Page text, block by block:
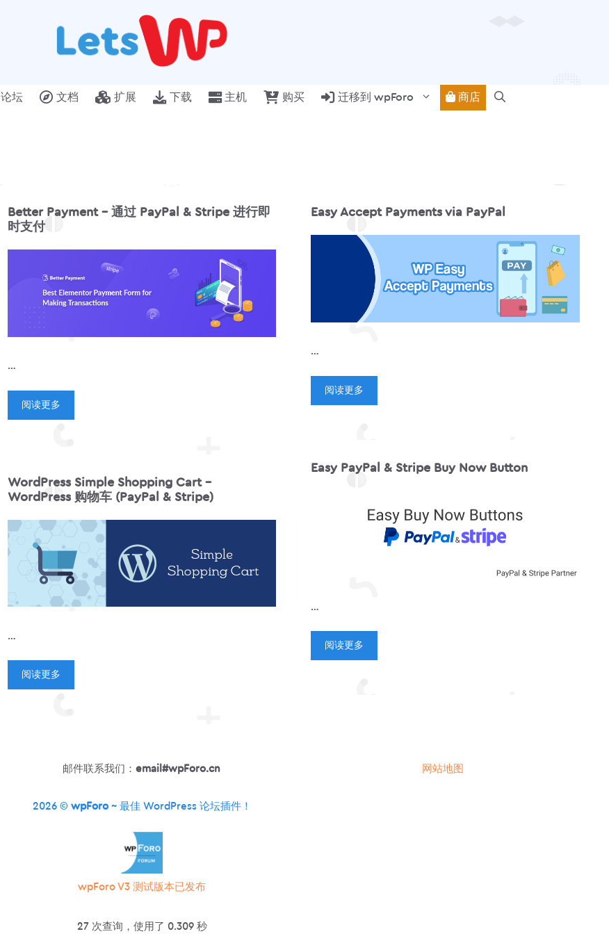
论坛 文档 扩展 下载 主机 购买 迁移到 wpForo 商店
Better Payment – 通过 PayPal & Stripe 进行即
时支付
…
阅读更多
Easy Accept Payments via PayPal
…
阅读更多
Easy PayPal & Stripe Buy Now Button
…
阅读更多
WordPress Simple Shopping Cart –
WordPress 购物车 (PayPal & Stripe)
…
阅读更多
邮件联系我们：email#wpForo.cn 网站地图
2026 © wpForo~ 最佳 WordPress 论坛插件！
wpForo V3 测试版本已发布
27 次查询，使用了 0.309 秒